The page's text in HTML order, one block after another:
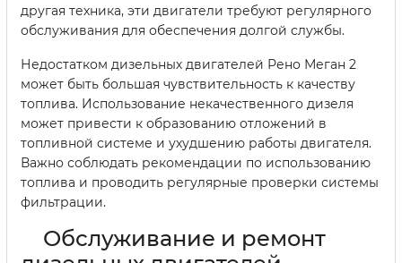
другая техника, эти двигатели требуют регулярного
обслуживания для обеспечения долгой службы.
Недостатком дизельных двигателей Рено Меган 2
может быть большая чувствительность к качеству
топлива. Использование некачественного дизеля
может привести к образованию отложений в
топливной системе и ухудшению работы двигателя.
Важно соблюдать рекомендации по использованию
топлива и проводить регулярные проверки системы
фильтрации.
Обслуживание и ремонт